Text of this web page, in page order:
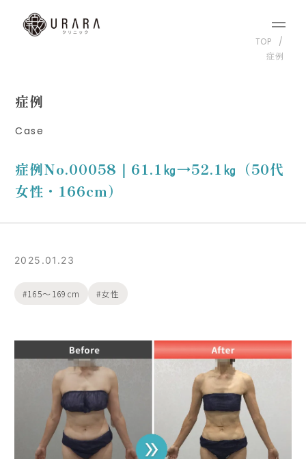
TOP
症例
症例
Case
症例No.00058｜61.1㎏→52.1㎏（50代
女性・166cm）
2025.01.23
165〜169cm 女性